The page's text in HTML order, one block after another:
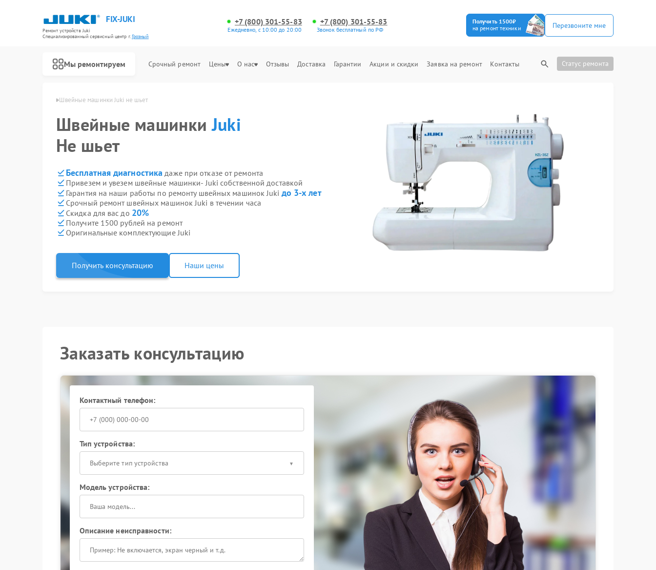
FIX-JUKI
Ремонт устройств Juki
Специализированный cервисный центр г.Грозный
+7 (800) 301-55-83
Ежедневно, с 10:00 до 20:00
+7 (800) 301-55-83
Звонок бесплатный по РФ
Получить 1500₽
на ремонт техники
Перезвоните мне
Мы ремонтируем Срочный ремонт Цены О нас Отзывы Доставка Гарантии Акции и скидки Заявка на ремонт Контакты Статус ремонта
Juki в Грозном Швейные машинки Juki не шьет
Швейные машинкиJuki
Не шьет
Бесплатная диагностика даже при отказе от ремонта
Привезем и увезем швейные машинки- Juki собственной доставкой
Гарантия на наши работы по ремонту швейных машинок Juki до 3-х лет
Срочный ремонт швейных машинок Juki в течении часа
Скидка для вас до 20%
Получите 1500 рублей на ремонт
Оригинальные комплектующие Juki
Получить консультацию Наши цены
Заказать консультацию
Контактный телефон:
Тип устройства:
Выберите тип устройства
Модель устройства:
Описание неисправности: